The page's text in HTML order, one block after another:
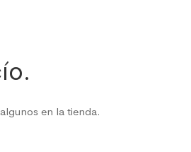
en la tienda.